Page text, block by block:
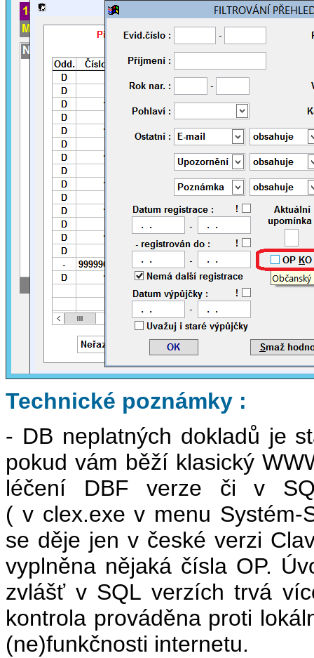
Technické poznámky :
- DB neplatných dokladů je
pokud vám běží klasický
léčení DBF verze či v
( v clex.exe v menu Systém-
se děje jen v české verzi
vyplněna nějaká čísla OP.
zvlášť v SQL verzích trvá
kontrola prováděna proti
(ne)funkčnosti internetu.